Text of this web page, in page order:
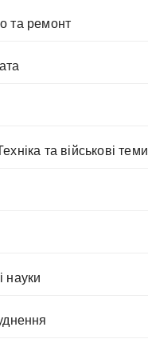
та ремонт
та військові теми
науки